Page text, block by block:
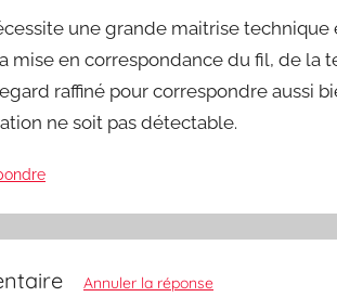
une grande maitrise technique
mise en correspondance du fil, de la
raffiné pour correspondre aussi
ne soit pas détectable.
Annuler la réponse